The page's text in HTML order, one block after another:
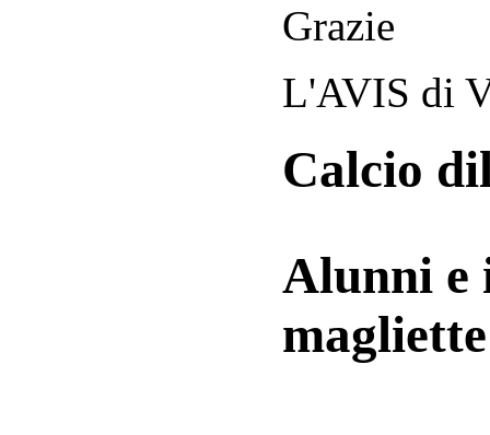
Grazie
L'AVIS di
Calcio
Alunni e